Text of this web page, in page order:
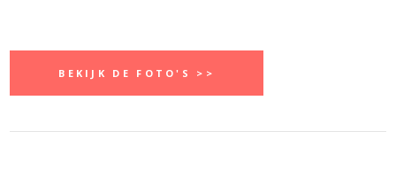
BEKIJK DE FOTO'S >>